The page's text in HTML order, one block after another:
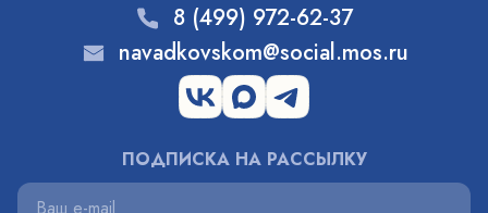
8 (499) 972-62-37
navadkovskom@social.mos.ru
ПОДПИСКА НА РАССЫЛКУ